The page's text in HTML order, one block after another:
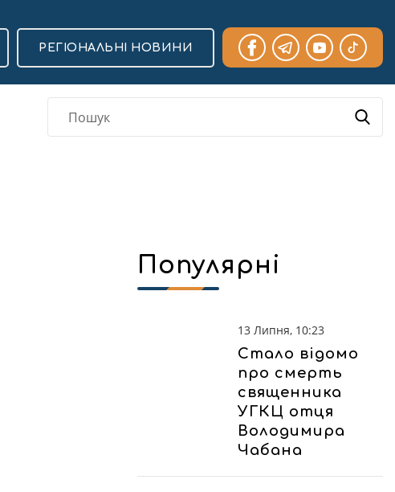
РЕГІОНАЛЬНІ НОВИНИ
Популярні
13 Липня, 10:23
Стало відомо
про смерть
священника
УГКЦ отця
Володимира
Чабана